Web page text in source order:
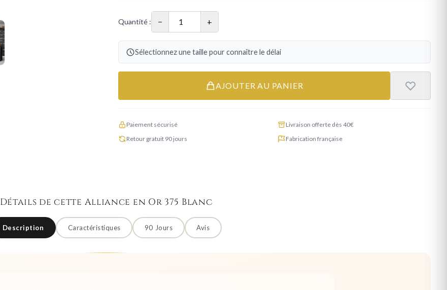
Quantité : − +
Sélectionnez une taille pour connaître le délai
AJOUTER AU PANIER
Paiement sécurisé
Livraison offerte dès 40€
Retour gratuit 90 jours
Fabrication française
Détails de cette Alliance en Or 375 Blanc
Description Caractéristiques 90 Jours Avis